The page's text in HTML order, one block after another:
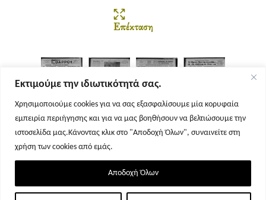
Εκτιμούμε την ιδιωτικότητά σας.
Χρησιμοποιούμε cookies για να σας εξασφαλίσουμε μία κορυφαία
εμπειρία περιήγησης και για να μας βοηθήσουν να βελτιώσουμε την
ιστοσελίδα μας.Κάνοντας κλικ στο "Αποδοχή Όλων", συναινείτε στη
χρήση των cookies από εμάς.
Αποδοχή Όλων
Επέκταση
Σελίδα 1 Σελίδα 2 Σελίδα 3 Σελίδα 4